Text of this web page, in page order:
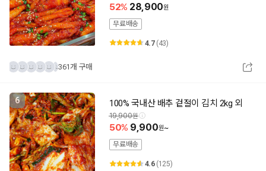
52 28,900
무료배송
4.7 (43)
361개 구매
6 100% 국내산 배추 겉절이 김치 2kg 외
19,900
50 9,900
~
무료배송
4.6 (125)